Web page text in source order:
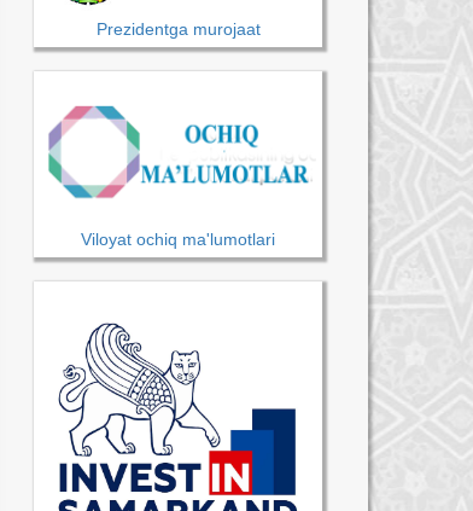
Prezidentga murojaat
Viloyat ochiq ma'lumotlari